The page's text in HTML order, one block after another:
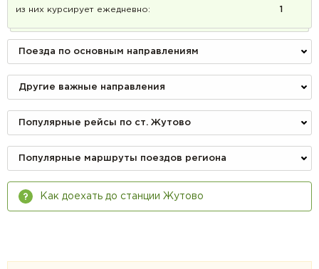
из них курсирует ежедневно:
1
Поезда по основным направлениям
Другие важные направления
Популярные рейсы по ст. Жутово
Популярные маршруты поездов региона
Как доехать до станции Жутово